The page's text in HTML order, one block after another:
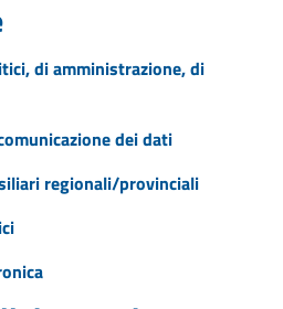
di amministrazione, di
dei dati
regionali/provinciali